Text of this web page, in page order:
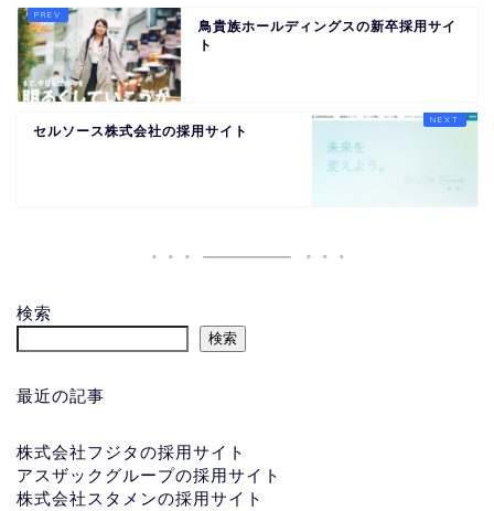
鳥貴族ホールディングスの新卒採用サイ
ト
セルソース株式会社の採用サイト
検索
検索
最近の記事
株式会社フジタの採用サイト
アスザックグループの採用サイト
株式会社スタメンの採用サイト